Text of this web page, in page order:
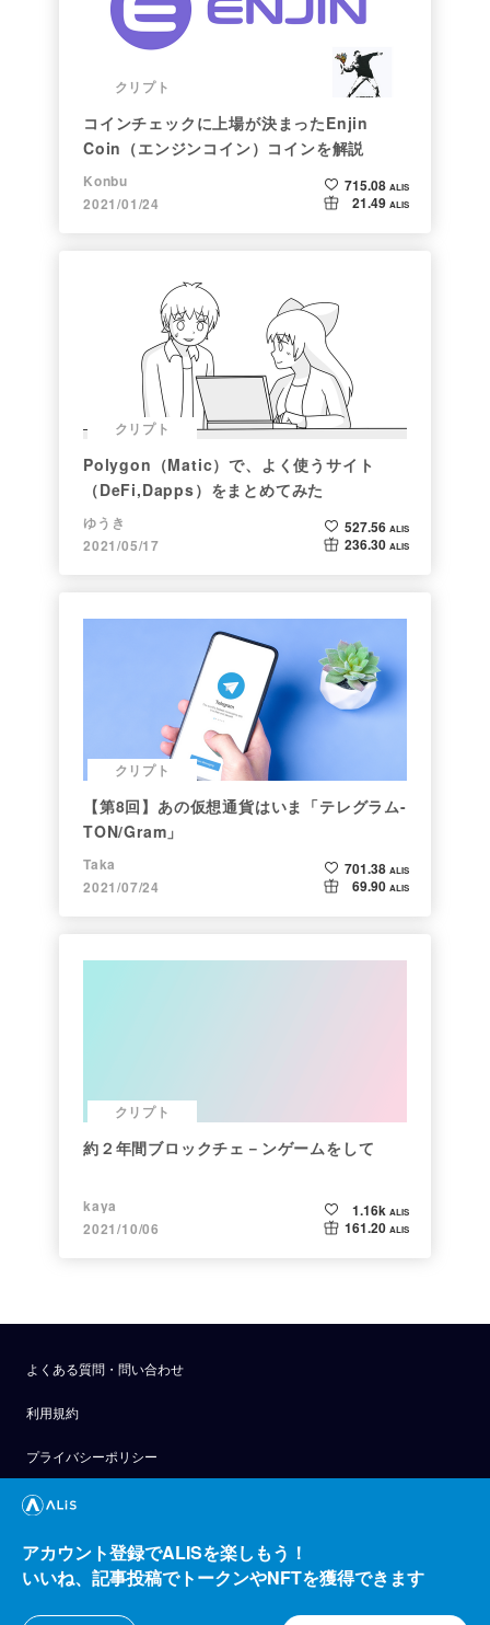
クリプト
コインチェックに上場が決まったEnjin
Coin（エンジンコイン）コインを解説
Konbu
2021/01/24
715.08 ALIS
21.49 ALIS
クリプト
Polygon（Matic）で、よく使うサイト
（DeFi,Dapps）をまとめてみた
ゆうき
2021/05/17
527.56 ALIS
236.30 ALIS
クリプト
【第8回】あの仮想通貨はいま「テレグラム-
TON/Gram」
Taka
2021/07/24
701.38 ALIS
69.90 ALIS
クリプト
約２年間ブロックチェ－ンゲームをして
kaya
2021/10/06
1.16k ALIS
161.20 ALIS
よくある質問・問い合わせ
利用規約
プライバシーポリシー
公式アナウンス
技術ブログ
API
アカウント登録でALISを楽しもう！
いいね、記事投稿でトークンやNFTを獲得できます